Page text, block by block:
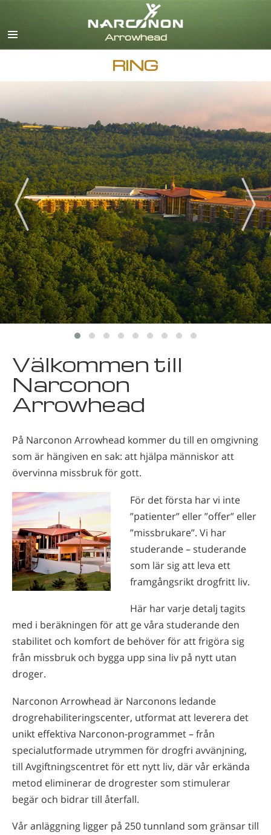
Deutsch
Español
Hebreiska
Magyar
Italiano
Japanska
Nederlands
Norsk
Portuguès
Ryska
Svenska
Kinesiska
Nepali
Arabiska
Ukrainska
RING
Välkommen till
Narconon
Arrowhead
På Narconon Arrowhead kommer du till en omgivning
som är hängiven en sak: att hjälpa människor att
övervinna missbruk för gott.
För det första har vi inte
”patienter” eller ”offer” eller
”missbrukare”. Vi har
studerande – studerande
som lär sig att leva ett
framgångsrikt drogfritt liv.
Här har varje detalj tagits
med i beräkningen för att ge våra studerande den
stabilitet och komfort de behöver för att frigöra sig
från missbruk och bygga upp sina liv på nytt utan
droger.
Narconon Arrowhead är Narconons ledande
drogrehabiliteringscenter, utformat att leverera det
unikt effektiva Narconon-programmet – från
specialutformade utrymmen för drogfri avvänjning,
till Avgiftningscentret för ett nytt liv, där vår erkända
metod eliminerar de drogrester som stimulerar
begär och bidrar till återfall.
Vår anläggning ligger på 250 tunnland som gränsar till